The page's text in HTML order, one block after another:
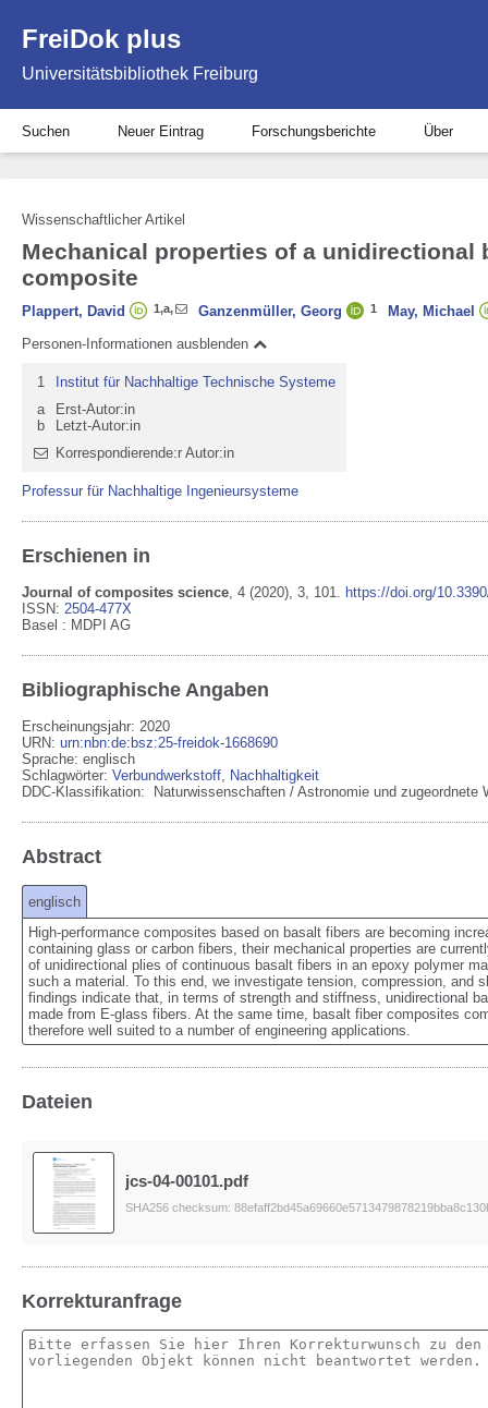
FreiDok plus
Universitätsbibliothek Freiburg
Suchen Neuer Eintrag Forschungsberichte Über
Wissenschaftlicher Artikel
Mechanical properties of a unidirectional
composite
Plappert, David 1,a, Ganzenmüller, Georg 1 May, Michael
Personen-Informationen ausblenden
1
Institut für Nachhaltige Technische Systeme
a
Erst-Autor:in
b
Letzt-Autor:in
Korrespondierende:r Autor:in
Professur für Nachhaltige Ingenieursysteme
Erschienen in
Journal of composites science, 4 (2020), 3, 101. https://doi.org/
ISSN: 2504-477X
Basel : MDPI AG
Bibliographische Angaben
Erscheinungsjahr: 2020
URN: urn:nbn:de:bsz:25-freidok-1668690
Sprache: englisch
Schlagwörter: Verbundwerkstoff, Nachhaltigkeit
DDC-Klassifikation:
Naturwissenschaften / Astronomie und
Abstract
englisch
High-performance composites based on basalt fibers are becoming
containing glass or carbon fibers, their mechanical properties are
of unidirectional plies of continuous basalt fibers in an epoxy polymer
such a material. To this end, we investigate tension, compression, and
findings indicate that, in terms of strength and stiffness, unidirectional
made from E-glass fibers. At the same time, basalt fiber composites
therefore well suited to a number of engineering applications.
Dateien
jcs-04-00101.pdf
SHA256 checksum:
Korrekturanfrage